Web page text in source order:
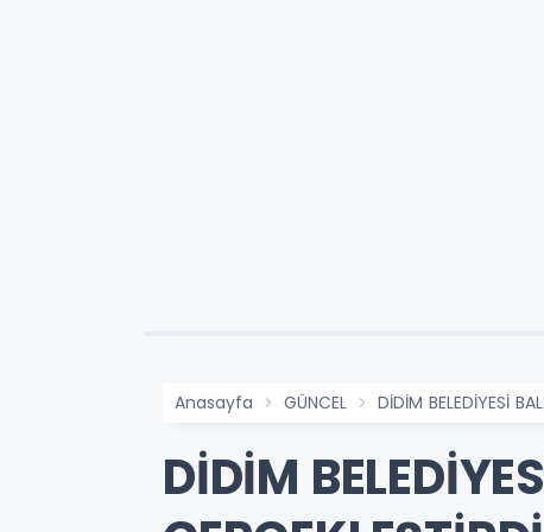
Anasayfa GÜNCEL DİDİM BELEDİYESİ
DİDİM